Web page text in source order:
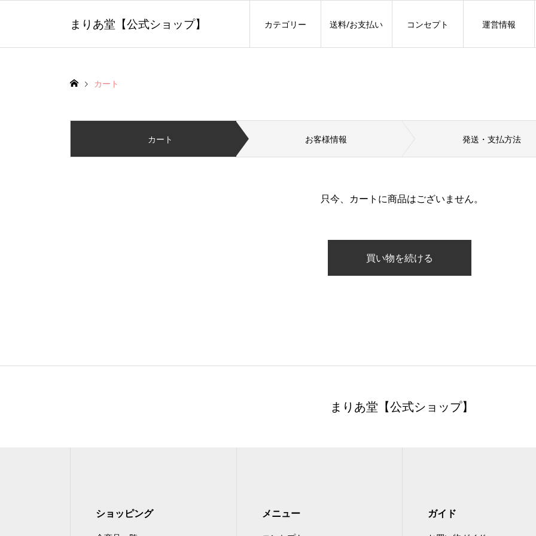
まりあ堂【公式ショップ】 カテゴリー 送料/お支払い コンセプト 運営情報
カート
カート お客様情報 発送 ・ 支払方法
只今、カートに商品はございません。
まりあ堂【公式ショップ】
ショッピング メニュー ガイド